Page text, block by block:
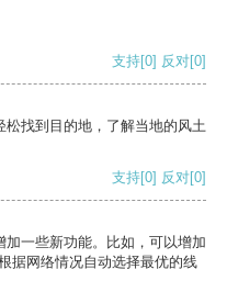
支持[0] 反对[0]
找到目的地，了解当地的风土
支持[0] 反对[0]
一些新功能。比如，可以增加
据网络情况自动选择最优的线